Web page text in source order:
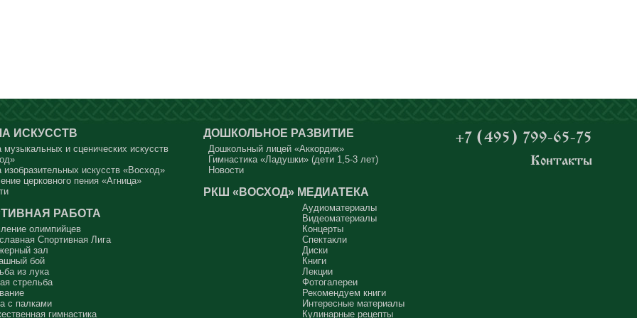
ИСКУССТВ
и сценических искусств
искусств «Восход»
церковного пения «Агница»
РАБОТА
олимпийцев
Спортивная Лига
зал
бой
из лука
стрельба
с палками
гимнастика
ДОШКОЛЬНОЕ РАЗВИТИЕ
Дошкольный лицей «Аккордик»
Гимнастика «Ладушки» (дети 1,5-3 лет)
Новости
РКШ «ВОСХОД» МЕДИАТЕКА
Аудиоматериалы
Видеоматериалы
Концерты
Спектакли
Диски
Книги
Лекции
Фотогалереи
Рекомендуем книги
Интересные материалы
Кулинарные рецепты
+7 (495) 799-65-75
Контакты